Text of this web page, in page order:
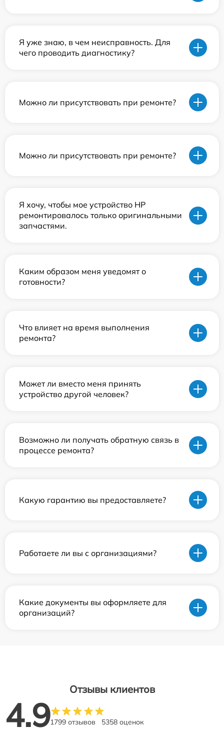
Я уже знаю, в чем неисправность. Для
чего проводить диагностику?
Можно ли присутствовать при ремонте?
Можно ли присутствовать при ремонте?
Я хочу, чтобы мое устройство HP
ремонтировалось только оригинальными
запчастями.
Каким образом меня уведомят о
готовности?
Что влияет на время выполнения
ремонта?
Может ли вместо меня принять
устройство другой человек?
Возможно ли получать обратную связь в
процессе ремонта?
Какую гарантию вы предоставляете?
Работаете ли вы с организациями?
Какие документы вы оформляете для
организаций?
Отзывы клиентов
4.91799 отзывов 5358 оценок